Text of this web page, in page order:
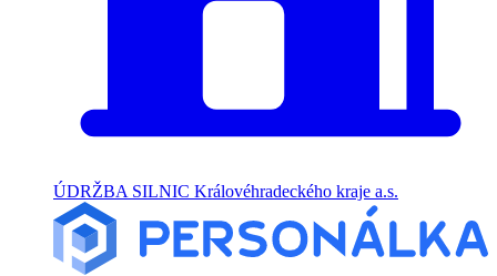
ÚDRŽBA SILNIC Královéhradeckého kraje a.s.